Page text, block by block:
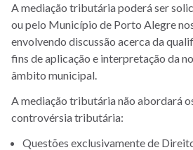
A mediação tributária poderá ser
ou pelo Município de Porto Alegre
envolvendo discussão acerca da
fins de aplicação e interpretação da
âmbito municipal.
A mediação tributária não abordará
controvérsia tributária:
Questões exclusivamente de